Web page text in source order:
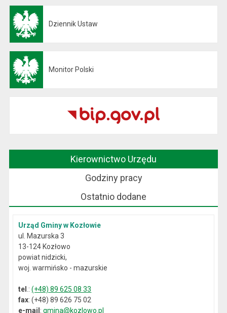
Dziennik Ustaw
Monitor Polski
Kierownictwo Urzędu
Godziny pracy
Ostatnio dodane
Urząd Gminy w Kozłowie
ul. Mazurska 3
13-124 Kozłowo
powiat nidzicki,
woj. warmińsko - mazurskie
tel .:(+48) 89 625 08 33
fax: (+48) 89 626 75 02
e-mail:gmina@kozlowo.pl